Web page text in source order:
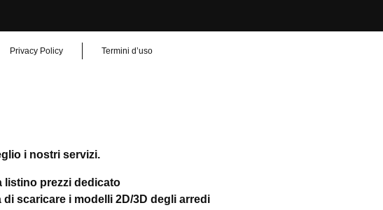
Privacy Policy Termini d’uso
i nostri servizi.
listino prezzi dedicato
di scaricare i modelli 2D/3D degli arredi